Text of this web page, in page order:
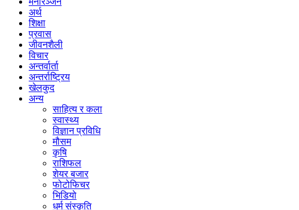
अर्थ
शिक्षा
प्रवास
जीवनशैली
विचार
अन्तर्वार्ता
अन्तर्राष्ट्रिय
खेलकुद
अन्य
साहित्य र कला
स्वास्थ्य
विज्ञान प्रविधि
मौसम
कृषि
राशिफल
शेयर बजार
फोटोफिचर
भिडियो
धर्म संस्कृति